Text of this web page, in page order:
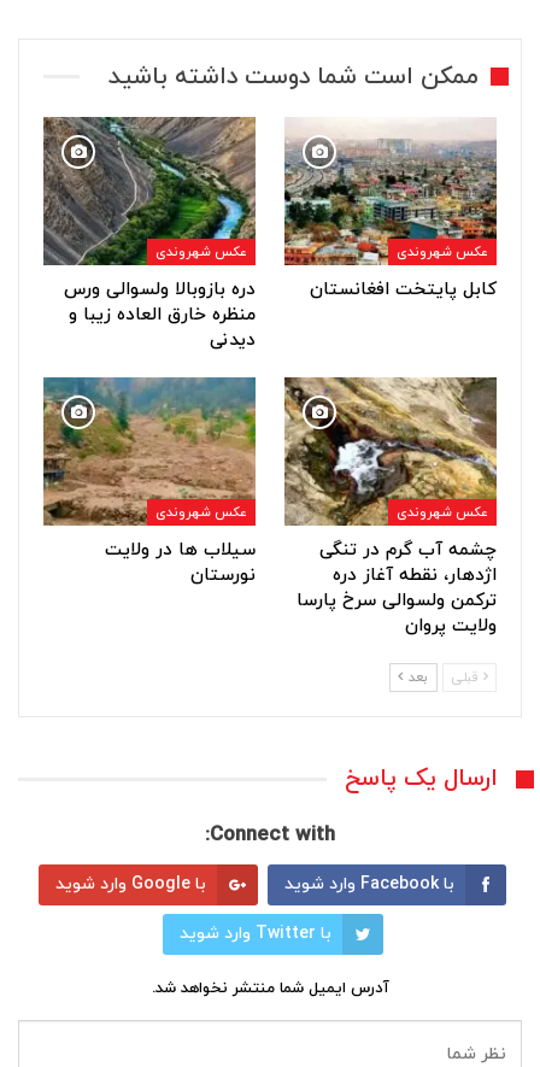
ممکن است شما دوست داشته باشید
عکس شهروندی
کابل پایتخت افغانستان
عکس شهروندی
دره بازوبالا ولسوالی ورس
منظره خارق العاده زیبا و
دیدنی
عکس شهروندی
چشمه آب گرم در تنگی
اژدهار، نقطه آغاز دره
ترکمن ولسوالی سرخ پارسا
ولایت پروان
عکس شهروندی
سیلاب ها در ولایت
نورستان
قبلی بعد
ارسال یک پاسخ
Connect with:
با Facebook وارد شوید با Google وارد شوید
با Twitter وارد شوید
آدرس ایمیل شما منتشر نخواهد شد.